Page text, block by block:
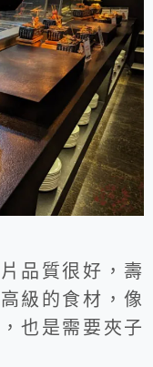
品質很好，壽
級的食材，像
也是需要夾子